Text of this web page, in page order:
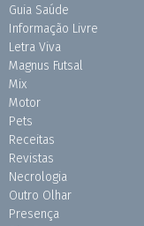
Guia Saúde
Informação Livre
Letra Viva
Magnus Futsal
Mix
Motor
Pets
Receitas
Revistas
Necrologia
Outro Olhar
Presença